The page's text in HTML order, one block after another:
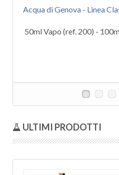
Acqua di Genova - Linea
50ml Vapo (ref. 200) -
ULTIMI PRODOTTI